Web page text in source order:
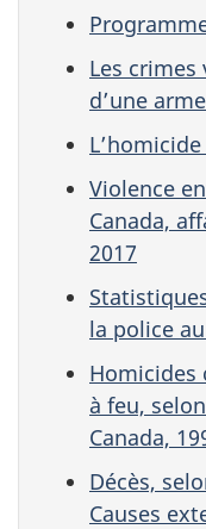
Les crimes
d’une
Violence
Canada,
2017
la police
Homicides
à feu,
Canada,
Décès,
Causes